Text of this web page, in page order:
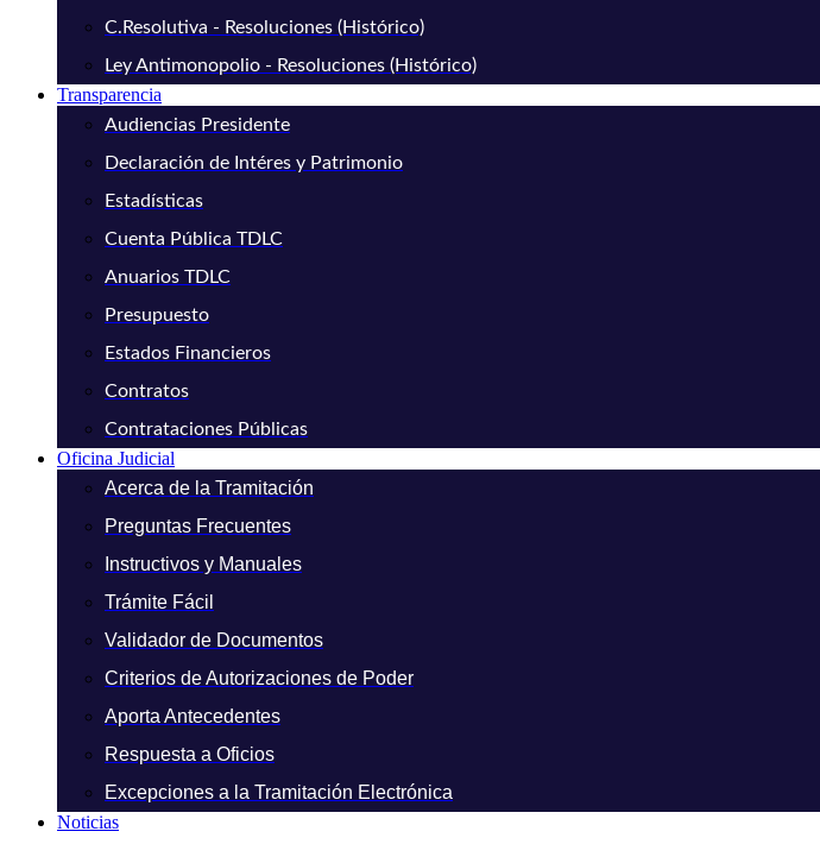
C.Resolutiva - Resoluciones (Histórico)
Ley Antimonopolio - Resoluciones (Histórico)
Transparencia
Audiencias Presidente
Declaración de Intéres y Patrimonio
Estadísticas
Cuenta Pública TDLC
Anuarios TDLC
Presupuesto
Estados Financieros
Contratos
Contrataciones Públicas
Oficina Judicial
Acerca de la Tramitación
Preguntas Frecuentes
Instructivos y Manuales
Trámite Fácil
Validador de Documentos
Criterios de Autorizaciones de Poder
Aporta Antecedentes
Respuesta a Oficios
Excepciones a la Tramitación Electrónica
Noticias